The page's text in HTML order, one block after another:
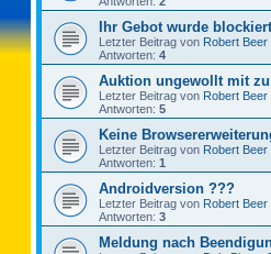
Ihr Gebot wurde
Letzter Beitrag von Robert Beer
Antworten: 4
Auktion ungewollt mit
Letzter Beitrag von Robert Beer
Antworten: 5
Keine
Letzter Beitrag von Robert Beer
Antworten: 1
Androidversion ???
Letzter Beitrag von Robert Beer
Antworten: 3
Meldung nach